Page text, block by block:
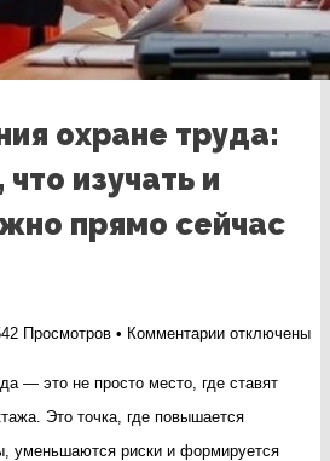
охране труда:
изучать и
прямо сейчас
Просмотров • Комментариикотключены
— это не просто место, где ставят
Это точка, где повышается
уменьшаются риски и формируется